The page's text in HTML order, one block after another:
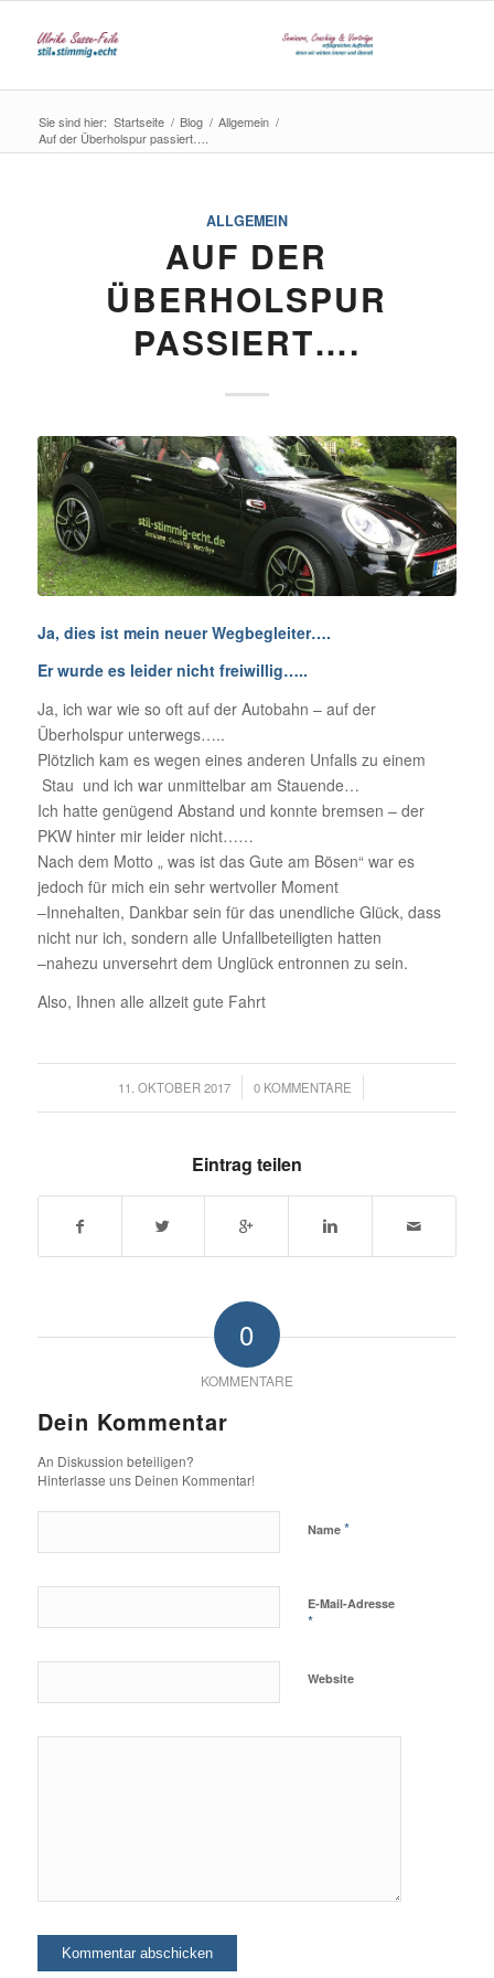
Sie sind hier: Startseite / Blog / Allgemein /
Auf der Überholspur passiert….
ALLGEMEIN
AUF DER
ÜBERHOLSPUR
PASSIERT….
Ja, dies ist mein neuer Wegbegleiter….
Er wurde es leider nicht freiwillig…..
Ja, ich war wie so oft auf der Autobahn – auf der
Überholspur unterwegs…..
Plötzlich kam es wegen eines anderen Unfalls zu einem
Stau und ich war unmittelbar am Stauende…
Ich hatte genügend Abstand und konnte bremsen – der
PKW hinter mir leider nicht……
Nach dem Motto „ was ist das Gute am Bösen“ war es
jedoch für mich ein sehr wertvoller Moment
–Innehalten, Dankbar sein für das unendliche Glück, dass
nicht nur ich, sondern alle Unfallbeteiligten hatten
–nahezu unversehrt dem Unglück entronnen zu sein.
Also, Ihnen alle allzeit gute Fahrt
11. OKTOBER 2017
/ 0 KOMMENTARE
/
Eintrag teilen
0
KOMMENTARE
Dein Kommentar
An Diskussion beteiligen?
Hinterlasse uns Deinen Kommentar!
Name *
E-Mail-Adresse
*
Website